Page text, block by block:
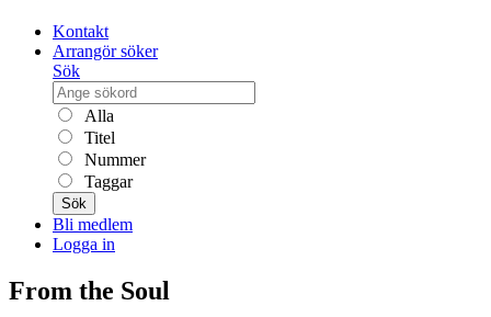
Kontakt
Arrangör söker
Sök
Alla
Titel
Nummer
Taggar
Sök
Bli medlem
Logga in
From the Soul